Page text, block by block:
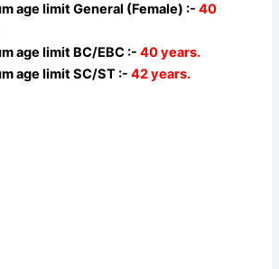
age limit General (Female) :- 40
age limit BC/EBC :- 40 years.
age limit SC/ST :-42 years.